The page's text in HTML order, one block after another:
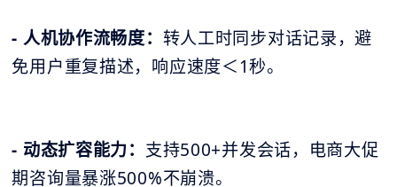
- 人机协作流畅度： 转人工时同步对话记录，避
免用户重复描述，响应速度＜1秒。
- 动态扩容能力： 支持500+并发会话，电商大促
期咨询量暴涨500%不崩溃。